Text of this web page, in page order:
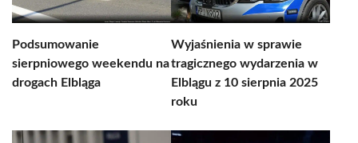
Podsumowanie
sierpniowego weekendu na
drogach Elbląga
Wyjaśnienia w sprawie
tragicznego wydarzenia w
Elblągu z 10 sierpnia 2025
roku